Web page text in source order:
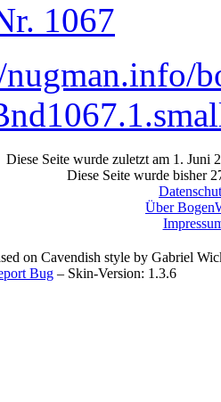
1067
Diese Seite wurde zuletzt am 1. Juni
Diese Seite wurde bisher
Über
on Cavendish style by Gabriel
Bug – Skin-Version: 1.3.6